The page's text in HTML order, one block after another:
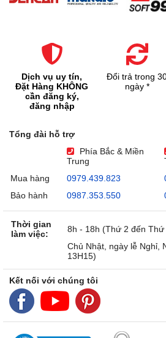
Dịch vụ uy tín,
Đặt Hàng KHÔNG
cần đăng ký,
đăng nhập
Đổi trả trong
ngày *
Tổng đài hỗ trợ
Phía Bắc & Miền
Trung
Mua hàng
0979.439.823
Bảo hành
0987.353.550
Thời gian
làm việc:
8h - 18h (Thứ 2 đến Thứ
Chủ Nhật, ngày lễ Nghỉ,
13H15)
Kết nối với chúng tôi